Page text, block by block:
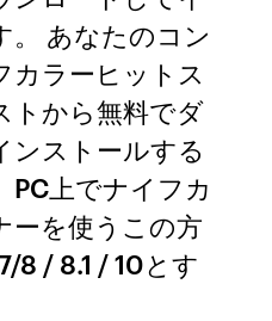
。 あなたのコン
カラーヒットス
トから無料でダ
ンストールする
PC上でナイフカ
ーを使うこの方
8 / 8.1 / 10とす